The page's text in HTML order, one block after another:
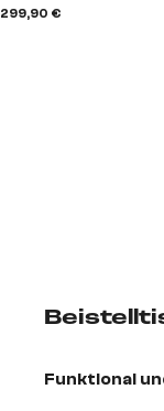
299,90 €
Funktional